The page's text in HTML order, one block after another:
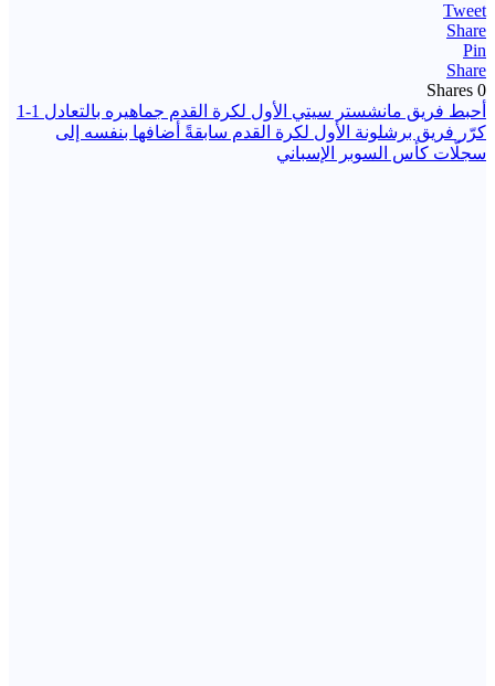
Tweet
Share
Pin
Share
0
Shares
تصفّح
المقالات
أحبط فريق مانشستر سيتي الأول لكرة القدم جماهيره بالتعادل 1-1
كرّر فريق برشلونة الأول لكرة القدم سابقةً أضافها بنفسه إلى
سجلّات كأس السوبر الإسباني